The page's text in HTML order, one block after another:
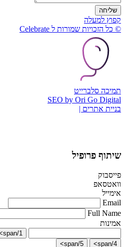
שליחה
קפוץ למעלה
© כל הזכויות שמורות ל Celebrate
תמיכה סלברייט
SEO by Ori Go Digital
בניית אתרים |
שיתוף פרופיל
פייסבוק
וואטסאפ
אימייל
Email
Full Name
אמינות
1/span>
4/span>
5/span>